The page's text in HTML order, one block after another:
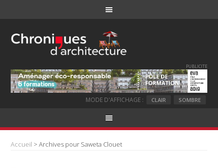
PUBLICITE
MODE D'AFFICHAGE : CLAIR SOMBRE
Accueil > Archives pour Saweta Clouet